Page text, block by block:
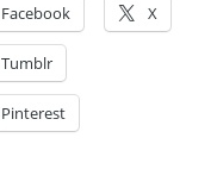
Facebook X
Tumblr
Pinterest